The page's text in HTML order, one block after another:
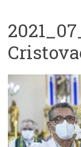
–
Luz
Arquidiocese
de
São
Paulo
–